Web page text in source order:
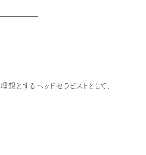
とするヘッドセラピストとして、